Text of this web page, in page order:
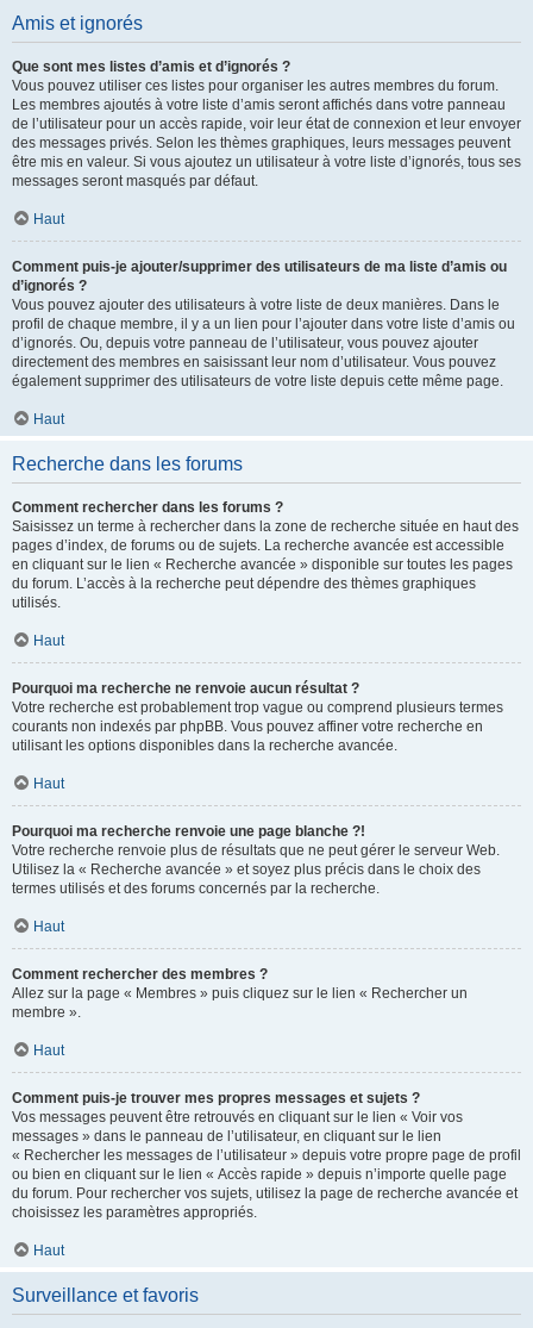
Amis et ignorés
Que sont mes listes d’amis et d’ignorés ?
Vous pouvez utiliser ces listes pour organiser les autres membres du forum.
Les membres ajoutés à votre liste d’amis seront affichés dans votre panneau
de l’utilisateur pour un accès rapide, voir leur état de connexion et leur envoyer
des messages privés. Selon les thèmes graphiques, leurs messages peuvent
être mis en valeur. Si vous ajoutez un utilisateur à votre liste d’ignorés, tous ses
messages seront masqués par défaut.
Haut
Comment puis-je ajouter/supprimer des utilisateurs de ma liste d’amis ou
d’ignorés ?
Vous pouvez ajouter des utilisateurs à votre liste de deux manières. Dans le
profil de chaque membre, il y a un lien pour l’ajouter dans votre liste d’amis ou
d’ignorés. Ou, depuis votre panneau de l’utilisateur, vous pouvez ajouter
directement des membres en saisissant leur nom d’utilisateur. Vous pouvez
également supprimer des utilisateurs de votre liste depuis cette même page.
Haut
Recherche dans les forums
Comment rechercher dans les forums ?
Saisissez un terme à rechercher dans la zone de recherche située en haut des
pages d’index, de forums ou de sujets. La recherche avancée est accessible
en cliquant sur le lien « Recherche avancée » disponible sur toutes les pages
du forum. L’accès à la recherche peut dépendre des thèmes graphiques
utilisés.
Haut
Pourquoi ma recherche ne renvoie aucun résultat ?
Votre recherche est probablement trop vague ou comprend plusieurs termes
courants non indexés par phpBB. Vous pouvez affiner votre recherche en
utilisant les options disponibles dans la recherche avancée.
Haut
Pourquoi ma recherche renvoie une page blanche ?!
Votre recherche renvoie plus de résultats que ne peut gérer le serveur Web.
Utilisez la « Recherche avancée » et soyez plus précis dans le choix des
termes utilisés et des forums concernés par la recherche.
Haut
Comment rechercher des membres ?
Allez sur la page « Membres » puis cliquez sur le lien « Rechercher un
membre ».
Haut
Comment puis-je trouver mes propres messages et sujets ?
Vos messages peuvent être retrouvés en cliquant sur le lien « Voir vos
messages » dans le panneau de l’utilisateur, en cliquant sur le lien
« Rechercher les messages de l’utilisateur » depuis votre propre page de profil
ou bien en cliquant sur le lien « Accès rapide » depuis n’importe quelle page
du forum. Pour rechercher vos sujets, utilisez la page de recherche avancée et
choisissez les paramètres appropriés.
Haut
Surveillance et favoris